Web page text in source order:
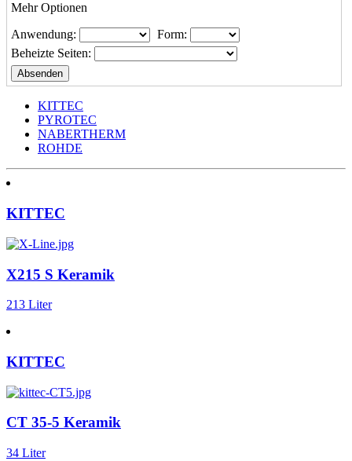
Mehr Optionen
Anwendung:
Form:
Beheizte Seiten:
KITTEC
PYROTEC
NABERTHERM
ROHDE
KITTEC
X215 S Keramik
213 Liter
KITTEC
CT 35-5 Keramik
34 Liter